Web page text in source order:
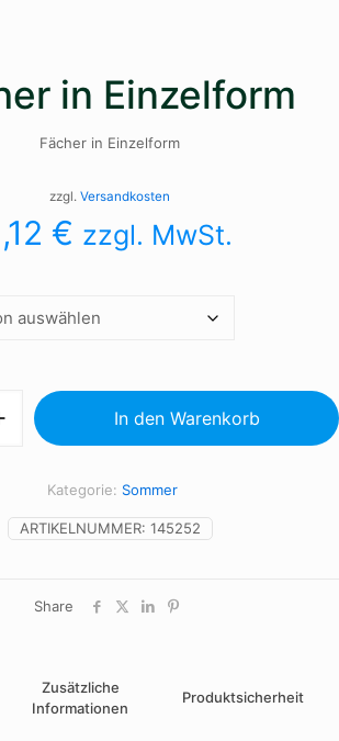
in Einzelform
Fächer in Einzelform
zzgl. Versandkosten
€ zzgl. MwSt.
In den Warenkorb
ARTIKELNUMMER: 145252
Kategorie: Sommer
Share
Zusätzliche
Informationen
Produktsicherheit